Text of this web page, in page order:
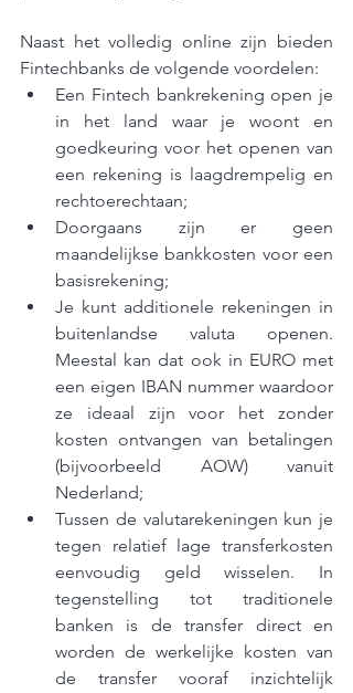
Naast het volledig online zijn bieden
Fintechbanks de volgende voordelen:
Een Fintech bankrekening open je
in het land waar je woont en
goedkeuring voor het openen van
een rekening is laagdrempelig en
rechtoerechtaan;
Doorgaans zijn er geen
maandelijkse bankkosten voor een
basisrekening;
Je kunt additionele rekeningen in
buitenlandse valuta openen.
Meestal kan dat ook in EURO met
een eigen IBAN nummer waardoor
ze ideaal zijn voor het zonder
kosten ontvangen van betalingen
(bijvoorbeeld AOW) vanuit
Nederland;
Tussen de valutarekeningen kun je
tegen relatief lage transferkosten
eenvoudig geld wisselen. In
tegenstelling tot traditionele
banken is de transfer direct en
worden de werkelijke kosten van
de transfer vooraf inzichtelijk